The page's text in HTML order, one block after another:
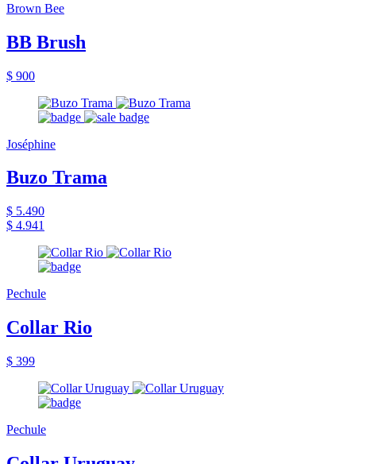
Brown Bee
BB Brush
$ 900
Joséphine
Buzo Trama
$ 5.490
$ 4.941
Pechule
Collar Rio
$ 399
Pechule